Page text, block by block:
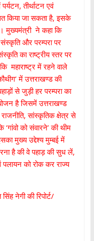
तीर्थाटन एवं
किया जा सकता है, इसके
मुख्यमंत्री ने कहा कि
और परम्परा पर
का राष्ट्रीय स्तर पर
महाराष्ट्र में रहने वाले
में उत्तराखण्ड की
से जुड़ी हर परम्परा का
है जिसमें उत्तराखण्ड
सांस्कृतिक क्षेत्र से
को संवारने’ की थीम
मुख्य उद्देश्य मुम्बई में
है की वे पहाड़ की सुध लें,
को रोक कर राज्य
नेगी की रिपोर्ट/